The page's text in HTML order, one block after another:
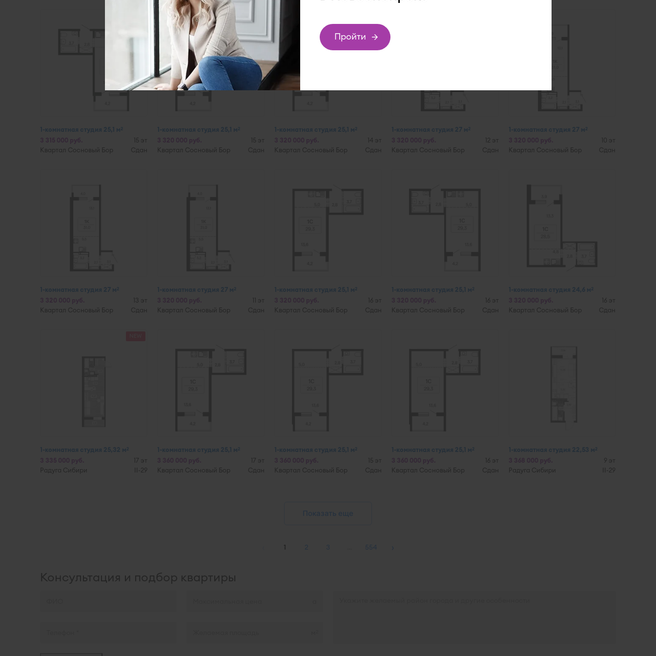
1-комнатная студия 25,1 м2
15 эт
Квартал Сосновый Бор
Сдан
1-комнатная студия 25,1 м2
15 эт
Квартал Сосновый Бор
Сдан
1-комнатная студия 25,1 м2
14 эт
Квартал Сосновый Бор
Сдан
1-комнатная студия 27 м2
12 эт
Квартал Сосновый Бор
Сдан
1-комнатная студия 27 м2
10 эт
Квартал Сосновый Бор
Сдан
1-комнатная студия 27 м2
13 эт
Квартал Сосновый Бор
Сдан
1-комнатная студия 27 м2
11 эт
Квартал Сосновый Бор
Сдан
1-комнатная студия 25,1 м2
16 эт
Квартал Сосновый Бор
Сдан
1-комнатная студия 25,1 м2
16 эт
Квартал Сосновый Бор
Сдан
1-комнатная студия 24,6 м2
16 эт
Квартал Сосновый Бор
Сдан
1-комнатная студия 25,32 м2
17 эт
Радуга Сибири
II-29
1-комнатная студия 25,1 м2
17 эт
Квартал Сосновый Бор
Сдан
1-комнатная студия 25,1 м2
15 эт
Квартал Сосновый Бор
Сдан
1-комнатная студия 25,1 м2
16 эт
Квартал Сосновый Бор
Сдан
1-комнатная студия 22,53 м2
9 эт
Радуга Сибири
II-29
Показать еще
1 2 3 554 ›
Консультация и подбор квартиры
Пройти